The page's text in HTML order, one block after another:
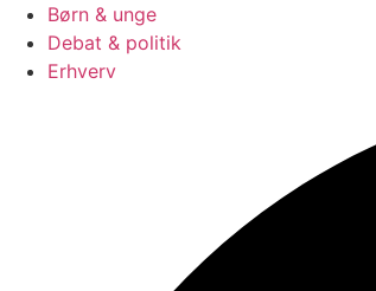
Børn & unge
Debat & politik
Erhverv